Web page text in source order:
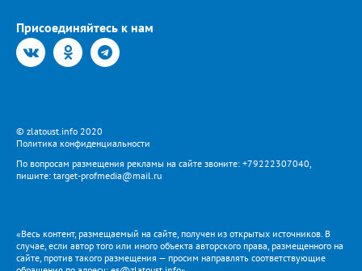
Присоединяйтесь к нам
© zlatoust.info 2020
Политика конфиденциальности
По вопросам размещения рекламы на сайте звоните: +79222307040,
пишите: target-profmedia@mail.ru
«Весь контент, размещаемый на сайте, получен из открытых источников. В
случае, если автор того или иного объекта авторского права, размещенного на
сайте, против такого размещения — просим направлять соответствующие